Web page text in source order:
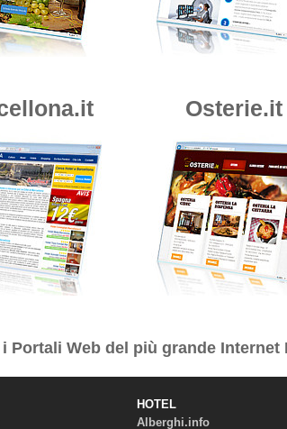
Osterie.it
Portali Web del più grande
HOTEL
Alberghi.info